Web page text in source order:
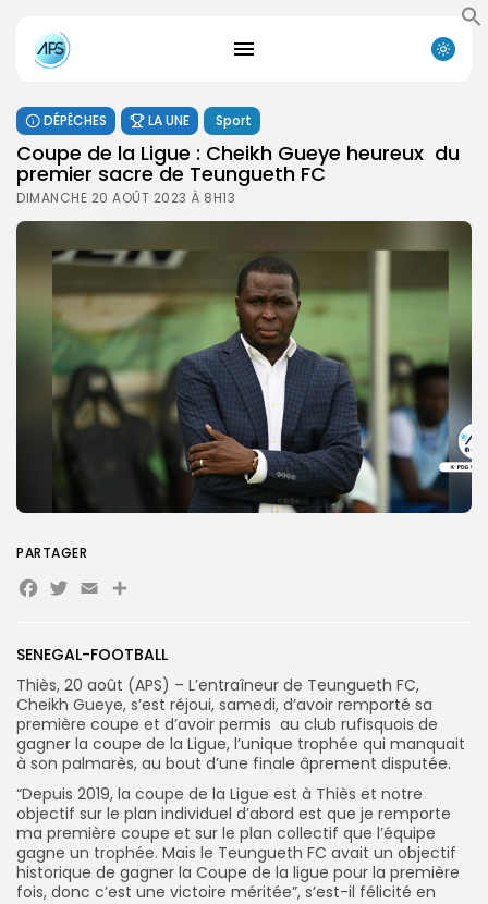
for:
DÉPÊCHES LA UNE Sport
Coupe de la Ligue : Cheikh Gueye heureux du
premier sacre de Teungueth FC
DIMANCHE 20 AOÛT 2023 À 8H13
SENEGAL-FOOTBALL
Thiès, 20 août (APS) – L’entraîneur de Teungueth FC,
Cheikh Gueye, s’est réjoui, samedi, d’avoir remporté sa
première coupe et d’avoir permis au club rufisquois de
gagner la coupe de la Ligue, l’unique trophée qui manquait
à son palmarès, au bout d’une finale âprement disputée.
“Depuis 2019, la coupe de la Ligue est à Thiès et notre
objectif sur le plan individuel d’abord est que je remporte
ma première coupe et sur le plan collectif que l’équipe
gagne un trophée. Mais le Teungueth FC avait un objectif
historique de gagner la Coupe de la ligue pour la première
fois, donc c’est une victoire méritée”, s’est-il félicité en
PARTAGER
Facebook
Twitter
EmailPartager